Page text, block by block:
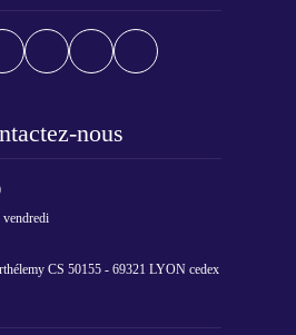
nous
vendredi
CS 50155 - 69321 LYON cedex